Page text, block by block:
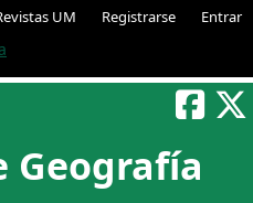
UM Registrarse Entrar
Geografía